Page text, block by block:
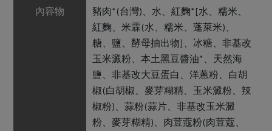
內容物
豬肉*(台灣)、水、紅麴*[水、糯米、
紅麴、米霖(水、糯米、蓬萊米)、
糖、鹽、酵母抽出物]、冰糖、非基改
玉米澱粉、本土黑豆醬油*、天然海
鹽、非基改大豆蛋白、洋蔥粉、白胡
椒(白胡椒、麥芽糊精、玉米澱粉、辣
椒粉)、蒜粉(蒜片、非基改玉米澱
粉、麥芽糊精)、肉荳蔻粉(肉荳蔻、